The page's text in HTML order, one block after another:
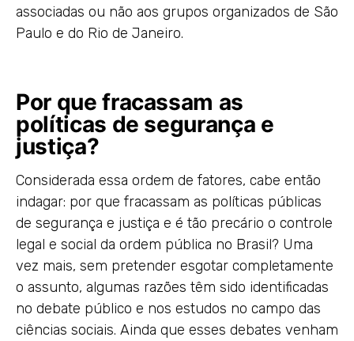
associadas ou não aos grupos organizados de São
Paulo e do Rio de Janeiro.
Por que fracassam as
políticas de segurança e
justiça?
Considerada essa ordem de fatores, cabe então
indagar: por que fracassam as políticas públicas
de segurança e justiça e é tão precário o controle
legal e social da ordem pública no Brasil? Uma
vez mais, sem pretender esgotar completamente
o assunto, algumas razões têm sido identificadas
no debate público e nos estudos no campo das
ciências sociais. Ainda que esses debates venham